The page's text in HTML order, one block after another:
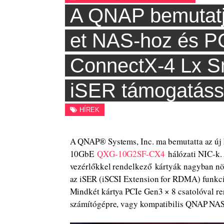
A QNAP
et NAS-hoz és
ConnectX-4 Lx
iSER
HÍREK
A QNAP® Systems, Inc. ma bemutatta az
10GbE QXG-10G2SF-CX4 hálózati NIC-
vezérlőkkel rendelkező kártyák nagyban
az iSER (iSCSI Extension for RDMA)
Mindkét kártya PCIe Gen3 × 8 csatolóval
számítógépre, vagy kompatibilis QNAP